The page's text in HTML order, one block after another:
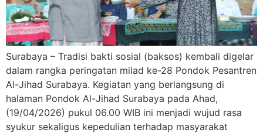
Surabaya – Tradisi bakti sosial (baksos) kembali digelar
dalam rangka peringatan milad ke-28 Pondok Pesantren
Al-Jihad Surabaya. Kegiatan yang berlangsung di
halaman Pondok Al-Jihad Surabaya pada Ahad,
(19/04/2026) pukul 06.00 WIB ini menjadi wujud rasa
syukur sekaligus kepedulian terhadap masyarakat